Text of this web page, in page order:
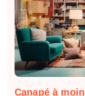
Canapé à